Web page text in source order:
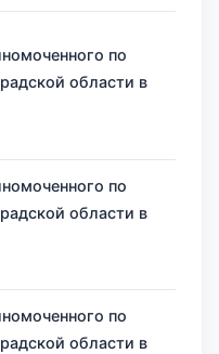
по
области в
по
области в
по
области в